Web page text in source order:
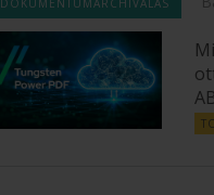
DOKUMENTUMARCHIVÁLÁS